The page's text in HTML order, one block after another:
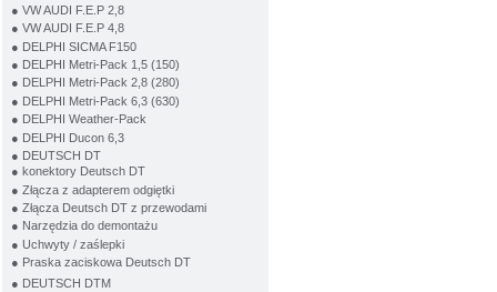
● VW AUDI F.E.P 2,8
● VW AUDI F.E.P 4,8
● DELPHI SICMA F150
● DELPHI Metri-Pack 1,5 (150)
● DELPHI Metri-Pack 2,8 (280)
● DELPHI Metri-Pack 6,3 (630)
● DELPHI Weather-Pack
● DELPHI Ducon 6,3
● DEUTSCH DT
● konektory Deutsch DT
● Złącza z adapterem odgiętki
● Złącza Deutsch DT z przewodami
● Narzędzia do demontażu
● Uchwyty / zaślepki
● Praska zaciskowa Deutsch DT
● DEUTSCH DTM